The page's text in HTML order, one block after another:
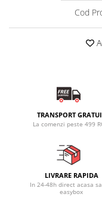
Cod
TRANSPORT
La comenzi peste 499
LIVRARE RAPIDA
In 24-48h direct acasa
easybox